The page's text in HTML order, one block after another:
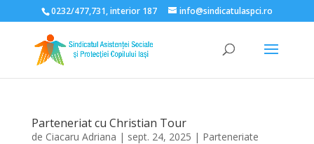
Deschide bara de unelte
0232/477,731, interior 187 info@sindicatulaspci.ro
Parteneriat cu Christian Tour
de Ciacaru Adriana | sept. 24, 2025 | Parteneriate